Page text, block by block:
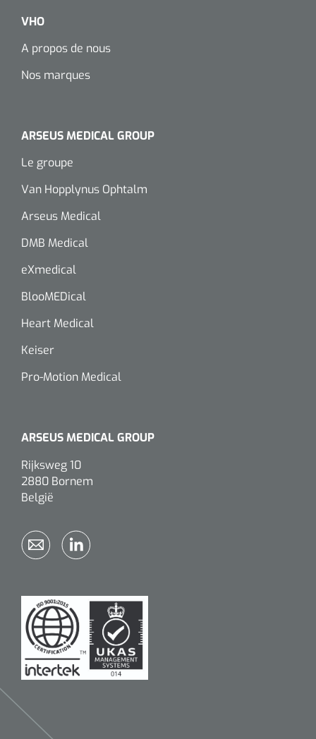
VHO
A propos de nous
Nos marques
ARSEUS MEDICAL GROUP
Le groupe
Van Hopplynus Ophtalm
Arseus Medical
DMB Medical
eXmedical
BlooMEDical
Heart Medical
Keiser
Pro-Motion Medical
ARSEUS MEDICAL GROUP
Rijksweg 10
2880 Bornem
België